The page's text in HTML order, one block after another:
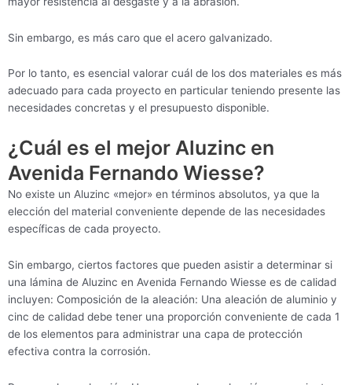
Sin embargo, es más caro que el acero galvanizado.
Por lo tanto, es esencial valorar cuál de los dos materiales es más
adecuado para cada proyecto en particular teniendo presente las
necesidades concretas y el presupuesto disponible.
¿Cuál es el mejor Aluzinc en
Avenida Fernando Wiesse?
No existe un Aluzinc «mejor» en términos absolutos, ya que la
elección del material conveniente depende de las necesidades
específicas de cada proyecto.
Sin embargo, ciertos factores que pueden asistir a determinar si
una lámina de Aluzinc en Avenida Fernando Wiesse es de calidad
incluyen: Composición de la aleación: Una aleación de aluminio y
cinc de calidad debe tener una proporción conveniente de cada 1
de los elementos para administrar una capa de protección
efectiva contra la corrosión.